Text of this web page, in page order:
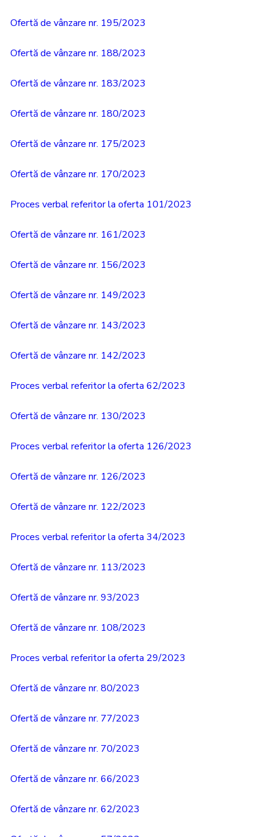
Ofertă de vânzare nr. 195/2023
Ofertă de vânzare nr. 188/2023
Ofertă de vânzare nr. 183/2023
Ofertă de vânzare nr. 180/2023
Ofertă de vânzare nr. 175/2023
Ofertă de vânzare nr. 170/2023
Proces verbal referitor la oferta 101/2023
Ofertă de vânzare nr. 161/2023
Ofertă de vânzare nr. 156/2023
Ofertă de vânzare nr. 149/2023
Ofertă de vânzare nr. 143/2023
Ofertă de vânzare nr. 142/2023
Proces verbal referitor la oferta 62/2023
Ofertă de vânzare nr. 130/2023
Proces verbal referitor la oferta 126/2023
Ofertă de vânzare nr. 126/2023
Ofertă de vânzare nr. 122/2023
Proces verbal referitor la oferta 34/2023
Ofertă de vânzare nr. 113/2023
Ofertă de vânzare nr. 93/2023
Ofertă de vânzare nr. 108/2023
Proces verbal referitor la oferta 29/2023
Ofertă de vânzare nr. 80/2023
Ofertă de vânzare nr. 77/2023
Ofertă de vânzare nr. 70/2023
Ofertă de vânzare nr. 66/2023
Ofertă de vânzare nr. 62/2023